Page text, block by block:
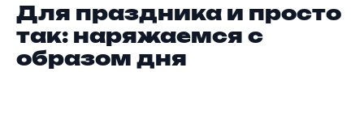
Для праздника и просто
так: наряжаемся с
образом дня